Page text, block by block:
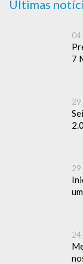
Últimas
04
7
29
29
24